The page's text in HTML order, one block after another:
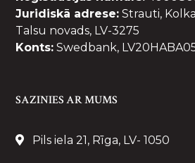
Juridiskā adrese: Strauti,
Talsu novads, LV-3275
Konts: Swedbank,
SAZINIES AR MUMS
Pils iela 21, Rīga, LV- 1050